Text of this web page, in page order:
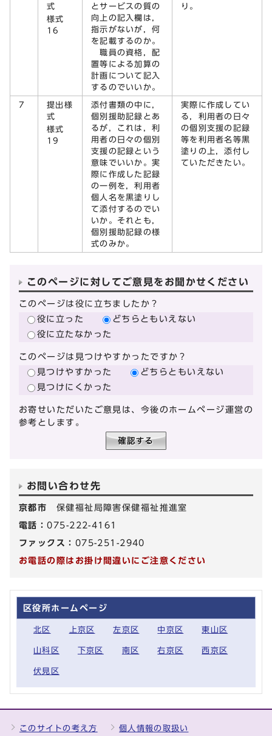
式
様式
16
とサービスの質の
向上の記入欄は，
指示がないが，何
を記載するのか。
職員の資格，配
置等による加算の
計画について記入
するのでいいか。
り。
7
提出様
式
様式
19
添付書類の中に，
個別援助記録とあ
るが，これは，利
用者の日々の個別
支援の記録という
意味でいいか。実
際に作成した記録
の一例を，利用者
個人名を黒塗りし
て添付するのでい
いか。それとも，
個別援助記録の様
式のみか。
実際に作成してい
る，利用者の日々
の個別支援の記録
等を利用者名等黒
塗りの上，添付し
ていただきたい。
このページに対してご意見をお聞かせください
このページは役に立ちましたか？
役に立った
どちらともいえない
役に立たなかった
このページは見つけやすかったですか？
見つけやすかった
どちらともいえない
見つけにくかった
お寄せいただいたご意見は、今後のホームページ運営の
参考とします。
お問い合わせ先
京都市 保健福祉局障害保健福祉推進室
電話：075-222-4161
ファックス： 075-251-2940
お電話の際はお掛け間違いにご注意ください
区役所ホームページ
北区 上京区 左京区 中京区 東山区
山科区 下京区 南区 右京区 西京区
伏見区
このサイトの考え方 個人情報の取扱い